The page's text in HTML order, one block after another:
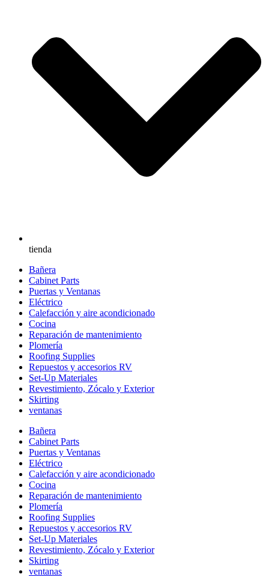
tienda
Bañera
Cabinet Parts
Puertas y Ventanas
Eléctrico
Calefacción y aire acondicionado
Cocina
Reparación de mantenimiento
Plomería
Roofing Supplies
Repuestos y accesorios RV
Set-Up Materiales
Revestimiento, Zócalo y Exterior
Skirting
ventanas
Bañera
Cabinet Parts
Puertas y Ventanas
Eléctrico
Calefacción y aire acondicionado
Cocina
Reparación de mantenimiento
Plomería
Roofing Supplies
Repuestos y accesorios RV
Set-Up Materiales
Revestimiento, Zócalo y Exterior
Skirting
ventanas